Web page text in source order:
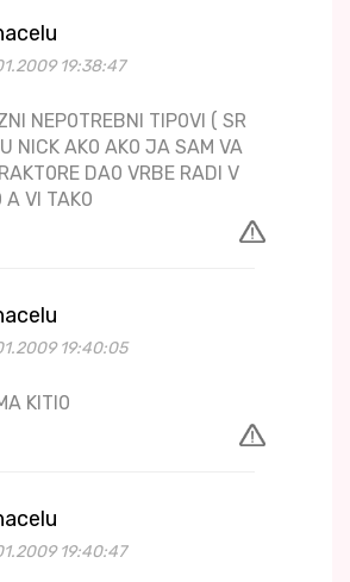
19:38:47
NEP0TREBNI TIP0VI ( SR
NICK AK0 AK0 JA SAM VA
DA0 VRBE RADI V
A VI TAK0
19:40:05
KITI0
19:40:47